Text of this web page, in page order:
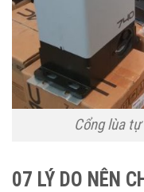
Cổng lùa
07 LÝ DO NÊN